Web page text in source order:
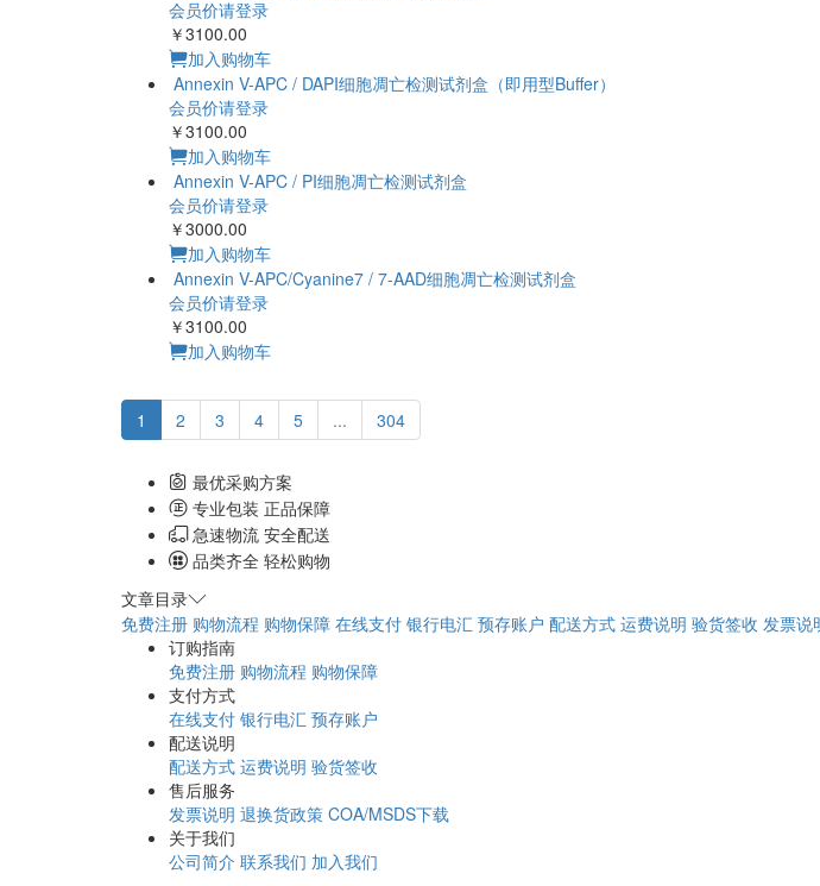
会员价请登录
￥3100.00
加入购物车
Annexin V-APC / DAPI细胞凋亡检测试剂盒（即用型Buffer）
会员价请登录
￥3100.00
加入购物车
会员价请登录
￥3000.00
加入购物车
Annexin V-APC/Cyanine7 / 7-AAD细胞凋亡检测试剂盒
会员价请登录
￥3100.00
最优采购方案
专业包装 正品保障
急速物流 安全配送
品类齐全 轻松购物
文章目录
免费注册 购物流程
订购指南
免费注册
支付方式
在线支付
配送说明
配送方式
售后服务
发票说明
关于我们